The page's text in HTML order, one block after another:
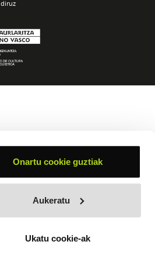
Onartu cookie guztiak
Aukeratu
Ukatu cookie-ak